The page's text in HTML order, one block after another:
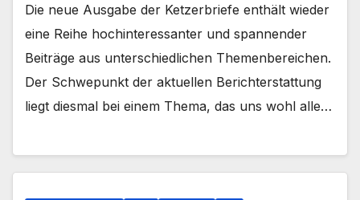
Die neue Ausgabe der Ketzerbriefe enthält wieder
eine Reihe hochinteressanter und spannender
Beiträge aus unterschiedlichen Themenbereichen.
Der Schwepunkt der aktuellen Berichterstattung
liegt diesmal bei einem Thema, das uns wohl alle…